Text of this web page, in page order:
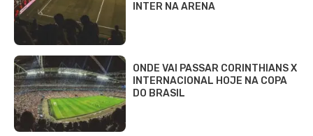
INTER NA ARENA
ONDE VAI PASSAR CORINTHIANS X
INTERNACIONAL HOJE NA COPA
DO BRASIL